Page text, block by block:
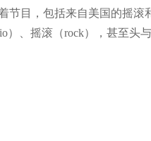
节目，包括来自美国的摇滚
）、摇滚（rock），甚至头